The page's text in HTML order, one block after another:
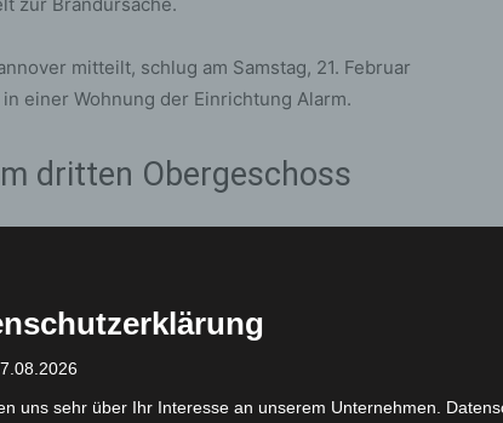
mitteilt, schlug am Samstag, 21. Februar
einer Wohnung der Einrichtung Alarm.
dritten Obergeschoss
und suchten die betroffene Wohnung im
fest und löschten den Brand selbstständig.
jedoch bereits schwerste
in ein Krankenhaus gebracht, wo er in der Nacht
uns sehr über Ihr Interesse an unserem Unternehmen.